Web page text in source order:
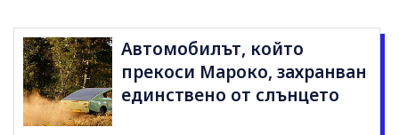
Автомобилът, който
прекоси Мароко, захранван
единствено от слънцето